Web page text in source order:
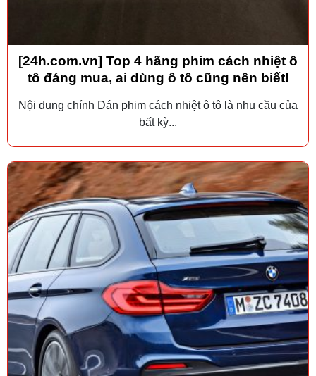
[24h.com.vn] Top 4 hãng phim cách nhiệt ô
tô đáng mua, ai dùng ô tô cũng nên biết!
Nội dung chính Dán phim cách nhiệt ô tô là nhu cầu của
bất kỳ...